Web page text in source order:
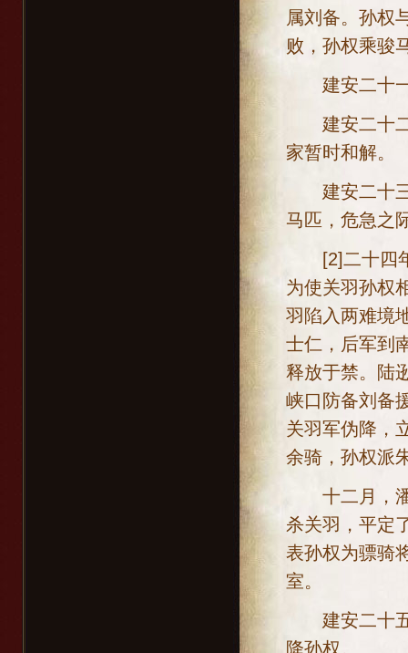
属刘备。孙权
败，孙权乘骏
建安二十一
建安二十二
家暂时和解。
建安二十三
马匹，危急之
[2]二十四年
为使关羽孙权
羽陷入两难境
士仁，后军到
释放于禁。陆
峡口防备刘备
关羽军伪降，
余骑，孙权派
十二月，潘
杀关羽，平定
表孙权为骠骑
室。
建安二十五
降孙权。